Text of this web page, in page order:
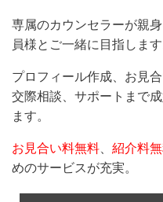
専属のカウンセラーが親
員様とご一緒に目指します
プロフィール作成、お見
交際相談、サポートまで
ます。
お見合い料無料 紹介料
めのサービスが充実。